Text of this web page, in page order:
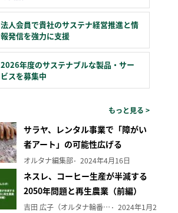
法人会員で貴社のサステナ経営推進と情
報発信を強力に支援
2026年度のサステナブルな製品・サー
ビスを募集中
もっと見る >
サラヤ、レンタル事業で「障がい
者アート」の可能性広げる
オルタナ編集部 2024年4月16日
ネスレ、コーヒー生産が半減する
2050年問題と再生農業（前編）
吉田 広子（オルタナ輪番編集長） 2024年1月29日